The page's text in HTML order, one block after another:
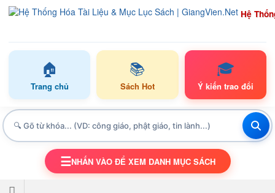
Hệ
🏠
Trang chủ
📚
Sách Hot
🎓
Ý kiến trao đổi
TOGGLE NAVIGATION
☰NHẤN VÀO ĐỂ XEM DANH MỤC SÁCH